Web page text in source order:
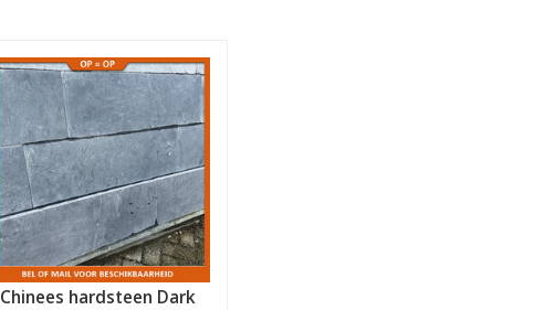
Chinees hardsteen Dark